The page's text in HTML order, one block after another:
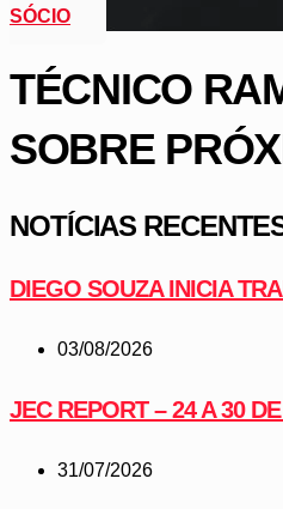
SÓCIO
TÉCNICO
SOBRE
NOTÍCIAS
DIEGO SOUZA INICIA
03/08/2026
JEC REPORT – 24 A 30
31/07/2026